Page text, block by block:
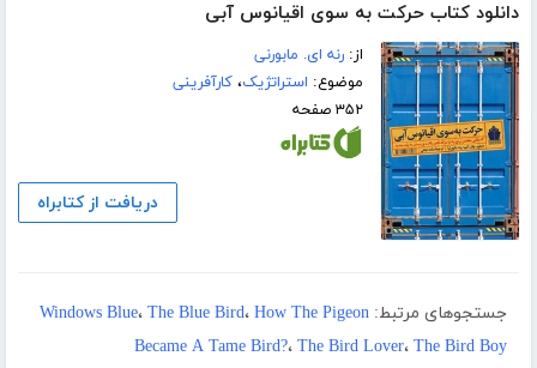
دانلود کتاب حرکت به سوی اقیانوس آبی
از:رنه ای. مابورنی
موضوع: استراتژیک،کارآفرینی
۳۵۲ صفحه
دریافت از کتابراه
جستجوهای مرتبط: Windows Blue، The Blue Bird، How The Pigeon
Became A Tame Bird?، The Bird Lover، The Bird Boy